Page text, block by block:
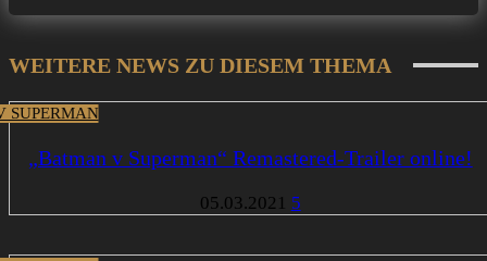
WEITERE NEWS ZU DIESEM THEMA
SUPERMAN
„Batman v Superman“ Remastered-Trailer online!
05.03.2021 5